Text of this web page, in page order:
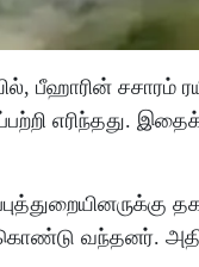
பீஹாரின் சசாரம்
எரிந்தது.
வந்தனர்.